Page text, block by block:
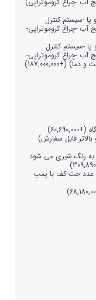
و پا -سیستم کنترل
-چراغ کروموتراپی-
و پا -سیستم کنترل
-چراغ کروموتراپی-
نور درمانی با 12 منبع نور (برای تیپ 2 و بالاتر قابل سفارش)
به رنگ شیری می شود
ویسپر جت لذت صدای آب (حباب سازی با 24 عدد جت کف با پمپ